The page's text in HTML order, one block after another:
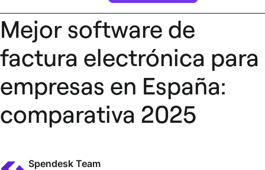
Mejor software de
factura electrónica para
empresas en España:
comparativa 2025
Spendesk Team